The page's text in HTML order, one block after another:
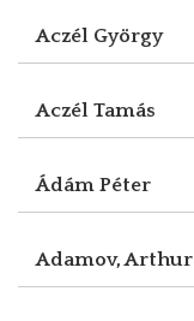
Aczél György
Aczél Tamás
Ádám Péter
Adamov, Arthur